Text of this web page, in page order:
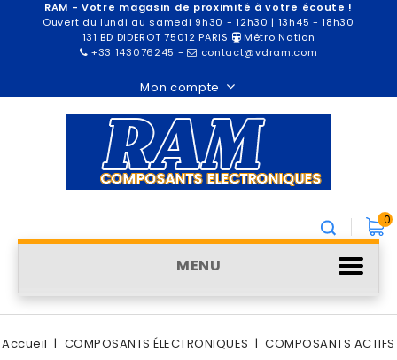
RAM - Votre magasin de proximité à votre écoute !
Ouvert du lundi au samedi 9h30 - 12h30 | 13h45 - 18h30
131 BD DIDEROT 75012 PARIS
Métro Nation
+33 143076245 - contact@vdram.com
Mon compte
0
MENU
Accueil COMPOSANTS ÉLECTRONIQUES
COMPOSANTS ACTIFS